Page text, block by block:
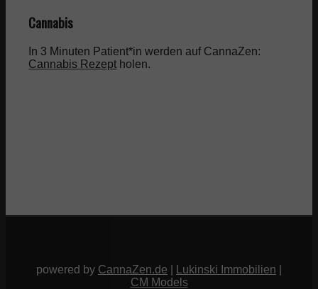
Cannabis
In 3 Minuten Patient*in werden auf CannaZen:
Cannabis Rezept holen.
powered by CannaZen.de Lukinski Immobilien
CM Models